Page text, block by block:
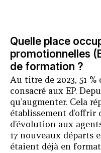
Quelle place
promotionnelles
de formation ?
Au titre de 2023, 51
consacré aux EP.
qu’augmenter. Cela
établissement d’offrir
d’évolution aux
17 nouveaux départs
étaient déjà en